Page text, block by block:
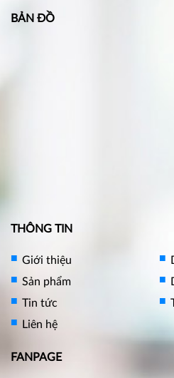
BẢN ĐỒ
THÔNG TIN
Giới thiệu
Sản phẩm
Tin tức
Liên hệ
FANPAGE